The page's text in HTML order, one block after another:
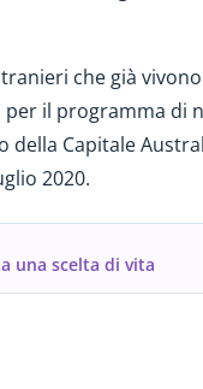
che già
il programma di
Capitale
2020.
una scelta di vita